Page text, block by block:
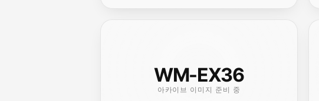
WM-EX36
아카이브 이미지 준비 중